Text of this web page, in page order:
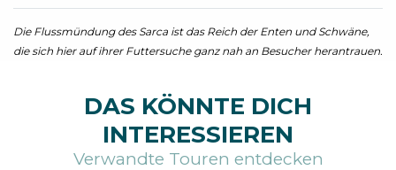
Die Flussmündung des Sarca ist das Reich der Enten und Schwäne,
die sich hier auf ihrer Futtersuche ganz nah an Besucher herantrauen.
DAS KÖNNTE DICH
INTERESSIEREN
Verwandte Touren entdecken